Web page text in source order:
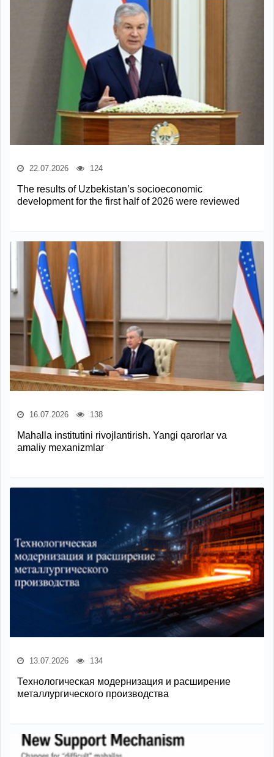
22.07.2026 124
The results of Uzbekistan’s socioeconomic
development for the first half of 2026 were reviewed
16.07.2026 138
Mahalla institutini rivojlantirish. Yangi qarorlar va
amaliy mexanizmlar
13.07.2026 134
Технологическая модернизация и расширение
металлургического производства